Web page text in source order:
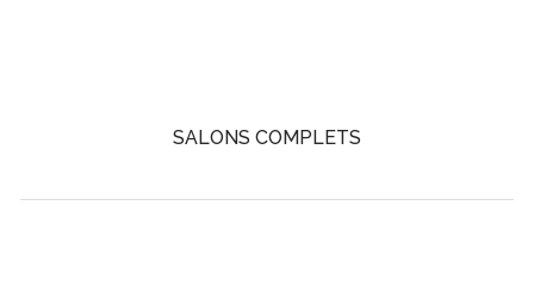
SALONS COMPLETS